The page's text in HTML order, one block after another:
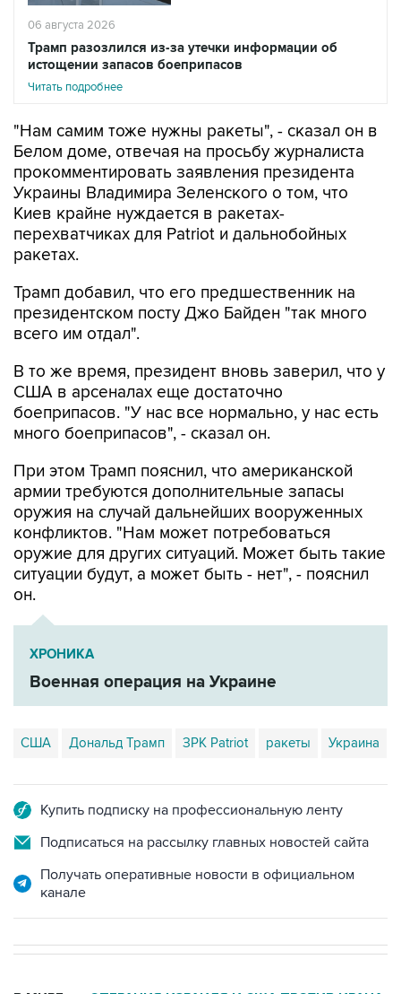
Трамп разозлился из-за утечки информации об
истощении запасов боеприпасов
Читать подробнее
"Нам самим тоже нужны ракеты", - сказал он в
прокомментировать заявления президента
Украины Владимира Зеленского о том, что
Киев крайне нуждается в ракетах-
перехватчиках для Patriot и дальнобойных
ракетах.
Трамп добавил, что его предшественник на
всего им отдал".
В то же время, президент вновь заверил, что у
боеприпасов. "У нас все нормально, у нас есть
много боеприпасов", - сказал он.
При этом Трамп пояснил, что американской
оружия на случай дальнейших вооруженных
конфликтов. "Нам может потребоваться
оружие для других ситуаций. Может быть такие
ситуации будут, а может быть - нет", - пояснил
он.
ХРОНИКА
Военная операция на Украине
США Дональд Трамп ЗРК Patriot ракеты Украина
Подписаться на рассылку главных новостей сайта
Получать оперативные новости в официальном
канале